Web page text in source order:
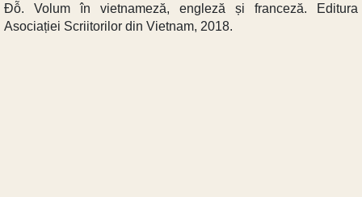
Đỗ. Volum în vietnameză, engleză și franceză. Editura
Asociației Scriitorilor din Vietnam, 2018.